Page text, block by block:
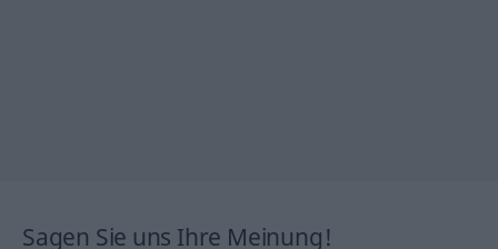
Sagen Sie uns Ihre Meinung!